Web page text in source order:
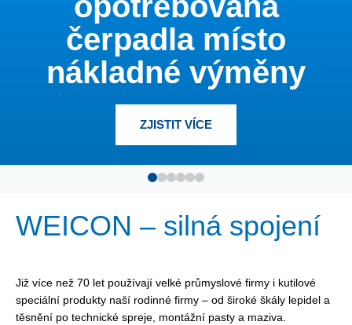
antikorozní ochranu
INFORMACÍ
WEICON – silná spojení
Již více než 70 let používají velké průmyslové firmy i kutilové
speciální produkty naší rodinné firmy – od široké škály lepidel a
těsnění po technické spreje, montážní pasty a maziva.